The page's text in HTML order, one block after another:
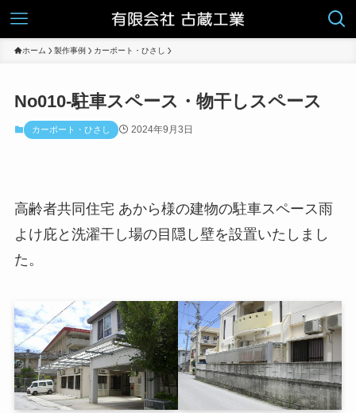
ホーム 製作事例 カーポート・ひさし
No010-駐車スペース・物干しスペース
カーポート・ひさし 2024年9月3日
高齢者共同住宅 あから様の建物の駐車スペース雨
よけ庇と洗濯干し場の目隠し壁を設置いたしまし
た。